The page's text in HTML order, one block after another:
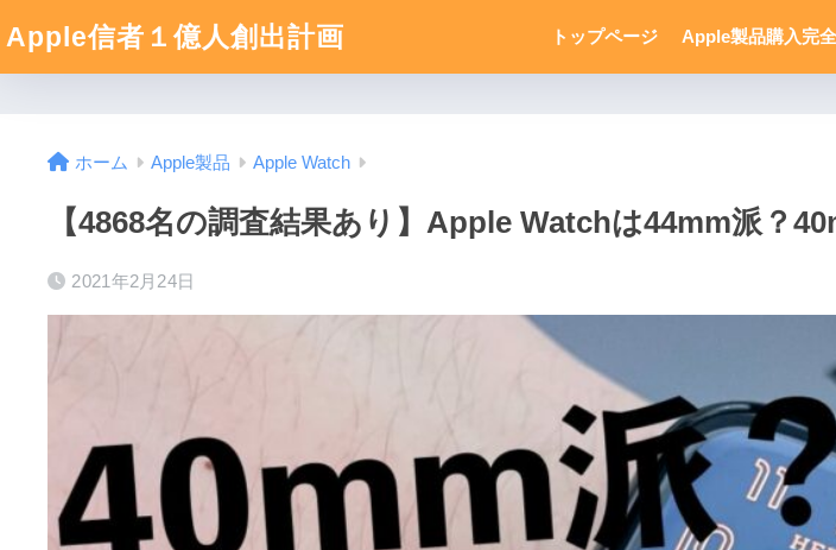
Apple信者１億人創出計画 トップページ Apple製品購入完
ホーム Apple製品 Apple Watch
【4868名の調査結果あり】Apple Watchは44mm派？
2021年2月24日